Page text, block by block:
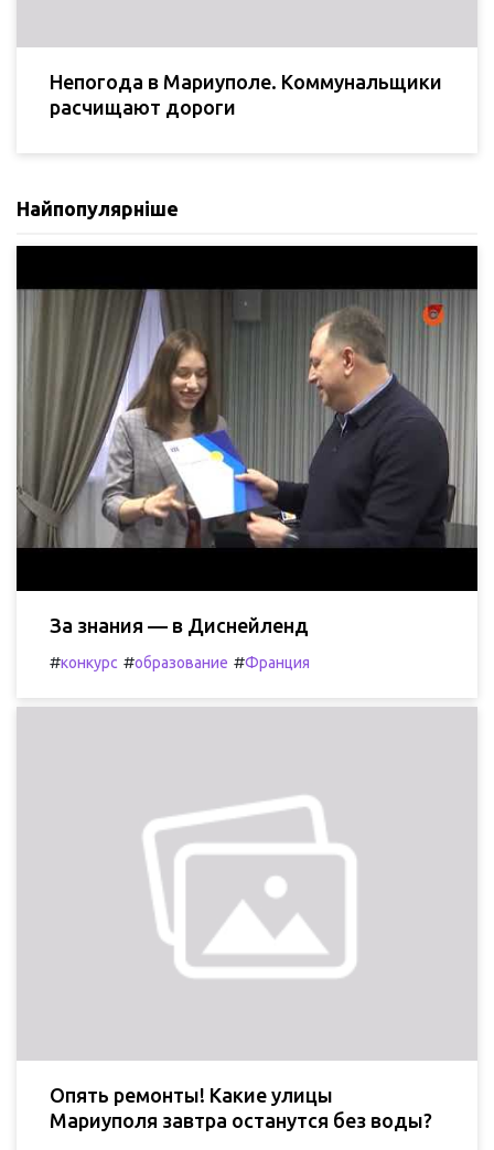
Непогода в Мариуполе. Коммунальщики
расчищают дороги
Найпопулярніше
За знания — в Диснейленд
#конкурс #образование #Франция
Опять ремонты! Какие улицы
Мариуполя завтра останутся без воды?